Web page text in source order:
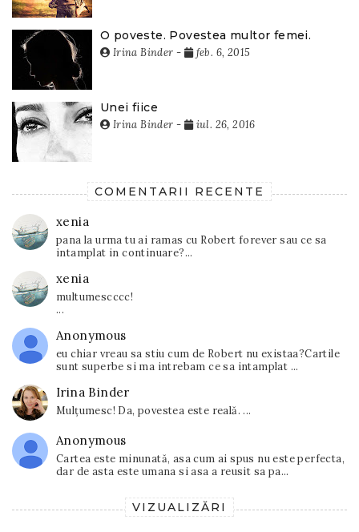
O poveste. Povestea multor femei.
Irina Binder - feb. 6, 2015
Unei fiice
Irina Binder - iul. 26, 2016
COMENTARII RECENTE
xenia
pana la urma tu ai ramas cu Robert forever sau ce sa
intamplat in continuare?...
xenia
multumescccc!
...
Anonymous
eu chiar vreau sa stiu cum de Robert nu existaa?Cartile
sunt superbe si ma intrebam ce sa intamplat ...
Irina Binder
Mulțumesc! Da, povestea este reală. ...
Anonymous
Cartea este minunată, asa cum ai spus nu este perfecta,
dar de asta este umana si asa a reusit sa pa...
VIZUALIZĂRI